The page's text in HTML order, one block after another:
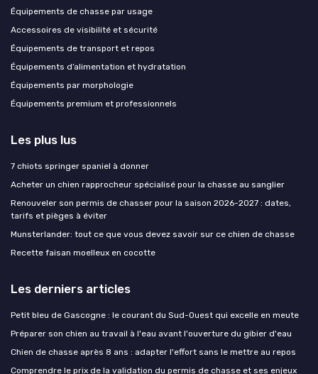
Équipements de chasse par usage
Accessoires de visibilité et sécurité
Équipements de transport et repos
Équipements d’alimentation et hydratation
Équipements par morphologie
Équipements premium et professionnels
Les plus lus
7 chiots springer spaniel à donner
Acheter un chien rapprocheur spécialisé pour la chasse au sanglier
Renouveler son permis de chasser pour la saison 2026-2027 : dates,
tarifs et pièges à éviter
Munsterlander: tout ce que vous devez savoir sur ce chien de chasse
Recette faisan moelleux en cocotte
Les derniers articles
Petit bleu de Gascogne : le courant du Sud-Ouest qui excelle en meute
Préparer son chien au travail à l'eau avant l'ouverture du gibier d'eau
Chien de chasse après 8 ans : adapter l'effort sans le mettre au repos
Comprendre le prix de la validation du permis de chasse et ses enjeux